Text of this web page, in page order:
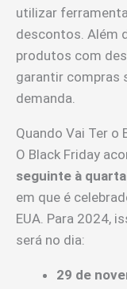
utilizar
descontos. Além
produtos com
garantir compras
demanda.
Quando Vai Ter o
O Black Friday
seguinte à
em que é
EUA. Para 2024,
será no dia:
29 de